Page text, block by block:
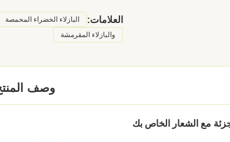
العلامات: البازلاء الخضراء المحمصة
والبازلاء المقرمشة
وصف
مع الشعار الخاص بك